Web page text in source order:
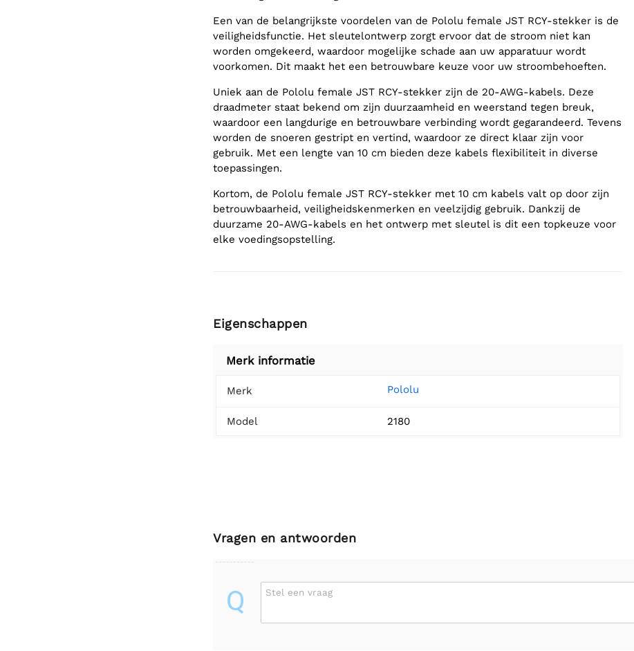
Een van de belangrijkste voordelen van de Pololu female JST RCY-stekker is de
veiligheidsfunctie. Het sleutelontwerp zorgt ervoor dat de stroom niet kan
worden omgekeerd, waardoor mogelijke schade aan uw apparatuur wordt
voorkomen. Dit maakt het een betrouwbare keuze voor uw stroombehoeften.
Uniek aan de Pololu female JST RCY-stekker zijn de 20-AWG-kabels. Deze
draadmeter staat bekend om zijn duurzaamheid en weerstand tegen breuk,
waardoor een langdurige en betrouwbare verbinding wordt gegarandeerd. Tevens
worden de snoeren gestript en vertind, waardoor ze direct klaar zijn voor
gebruik. Met een lengte van 10 cm bieden deze kabels flexibiliteit in diverse
toepassingen.
Kortom, de Pololu female JST RCY-stekker met 10 cm kabels valt op door zijn
betrouwbaarheid, veiligheidskenmerken en veelzijdig gebruik. Dankzij de
duurzame 20-AWG-kabels en het ontwerp met sleutel is dit een topkeuze voor
elke voedingsopstelling.
Eigenschappen
Merk informatie
Merk Pololu
Model 2180
Vragen en antwoorden
Q Stel een vraag